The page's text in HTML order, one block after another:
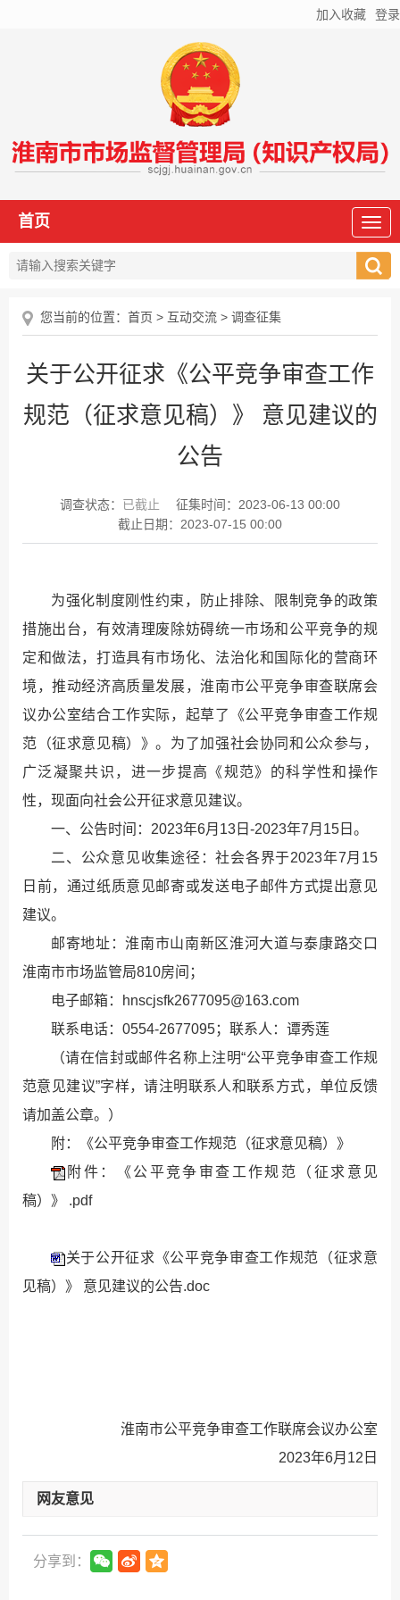
加入收藏 登录
首页
您当前的位置： 首页 > 互动交流 > 调查征集
关于公开征求《公平竞争审查工作
规范（征求意见稿）》 意见建议的
公告
调查状态： 已截止 征集时间： 2023-06-13 00:00
截止日期： 2023-07-15 00:00
为强化制度刚性约束，防止排除、限制竞争的政策
措施出台，有效清理废除妨碍统一市场和公平竞争的规
定和做法，打造具有市场化、法治化和国际化的营商环
境，推动经济高质量发展，淮南市公平竞争审查联席会
议办公室结合工作实际，起草了《公平竞争审查工作规
范（征求意见稿）》。为了加强社会协同和公众参与，
广泛凝聚共识，进一步提高《规范》的科学性和操作
性，现面向社会公开征求意见建议。
一、公告时间：2023年6月13日-2023年7月15日。
二、公众意见收集途径：社会各界于2023年7月15
日前，通过纸质意见邮寄或发送电子邮件方式提出意见
建议。
邮寄地址：淮南市山南新区淮河大道与泰康路交口
淮南市市场监管局810房间；
电子邮箱：hnscjsfk2677095@163.com
联系电话：0554-2677095；联系人：谭秀莲
（请在信封或邮件名称上注明“公平竞争审查工作规
范意见建议”字样，请注明联系人和联系方式，单位反馈
请加盖公章。）
附：《公平竞争审查工作规范（征求意见稿）》
附件：《公平竞争审查工作规范（征求意见
稿）》 .pdf
关于公开征求《公平竞争审查工作规范（征求意
见稿）》 意见建议的公告.doc
淮南市公平竞争审查工作联席会议办公室
2023年6月12日
网友意见
分享到：